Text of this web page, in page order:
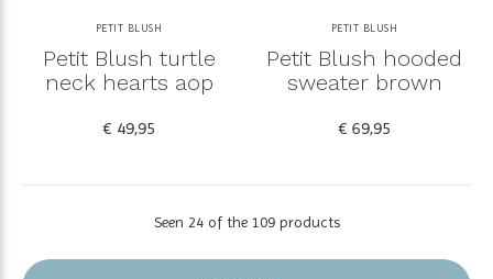
PETIT BLUSH
Petit Blush turtle
neck hearts aop
€ 49,95
PETIT BLUSH
Petit Blush hooded
sweater brown
€ 69,95
Seen 24 of the 109 products